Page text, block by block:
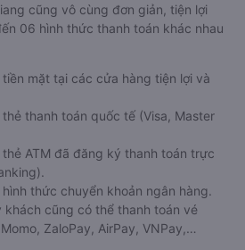
cũng vô cùng đơn giản, tiện lợi
06 hình thức thanh toán khác nhau
mặt tại các cửa hàng tiện lợi và
thanh toán quốc tế (Visa, Master
ATM đã đăng ký thanh toán trực
thức chuyển khoản ngân hàng.
khách cũng có thể thanh toán vé
ZaloPay, AirPay, VNPay,…